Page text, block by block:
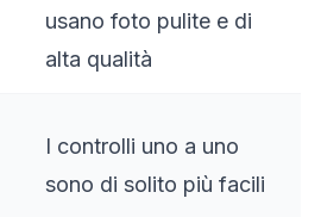
usano foto pulite e di
alta qualità
I controlli uno a uno
sono di solito più facili